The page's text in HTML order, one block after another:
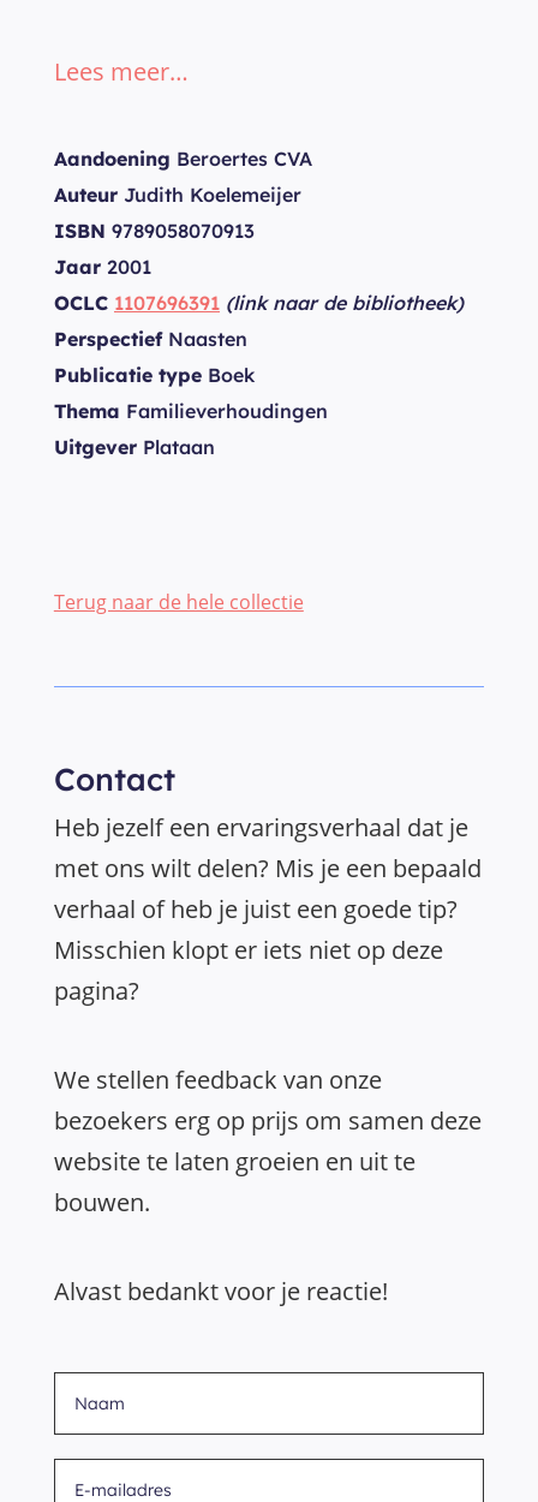
Lees meer…
Aandoening Beroertes CVA
Auteur Judith Koelemeijer
ISBN 9789058070913
Jaar 2001
OCLC 1107696391 (link naar de bibliotheek)
PerspectiefNaasten
Publicatie type Boek
Thema Familieverhoudingen
Uitgever Plataan
Terug naar de hele collectie
Contact
Heb jezelf een ervaringsverhaal dat je
met ons wilt delen? Mis je een bepaald
verhaal of heb je juist een goede tip?
Misschien klopt er iets niet op deze
pagina?
We stellen feedback van onze
bezoekers erg op prijs om samen deze
website te laten groeien en uit te
bouwen.
Alvast bedankt voor je reactie!